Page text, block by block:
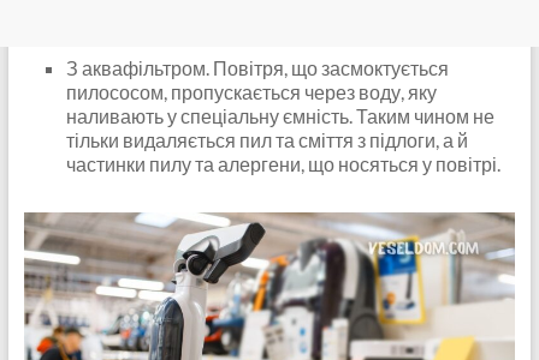
З аквафільтром. Повітря, що засмоктується
пилососом, пропускається через воду, яку
наливають у спеціальну ємність. Таким чином не
тільки видаляється пил та сміття з підлоги, а й
частинки пилу та алергени, що носяться у повітрі.